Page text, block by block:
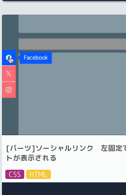
[パーツ]ソーシャルリンク 左固定
トが表示される
CSS HTML